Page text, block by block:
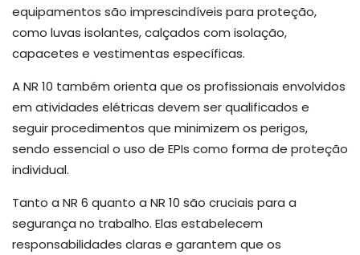
equipamentos são imprescindíveis para proteção,
como luvas isolantes, calçados com isolação,
capacetes e vestimentas específicas.
A NR 10 também orienta que os profissionais envolvidos
em atividades elétricas devem ser qualificados e
seguir procedimentos que minimizem os perigos,
sendo essencial o uso de EPIs como forma de proteção
individual.
Tanto a NR 6 quanto a NR 10 são cruciais para a
segurança no trabalho. Elas estabelecem
responsabilidades claras e garantem que os